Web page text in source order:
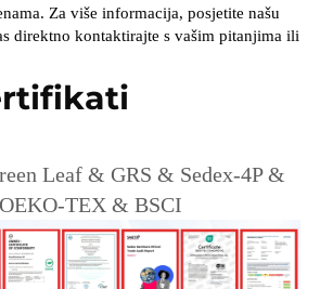
Za više informacija, posjetite našu
direktno kontaktirajte s vašim pitanjima ili
Leaf & GRS & Sedex-4P &
OEKO-TEX & BSCI